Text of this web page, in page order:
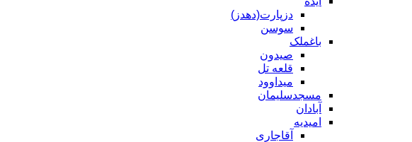
دزپارت(دهدز)
سوسن
باغملک
صیدون
قلعه تل
میداوود
مسجدسلیمان
آبادان
امیدیه
آقاجاری